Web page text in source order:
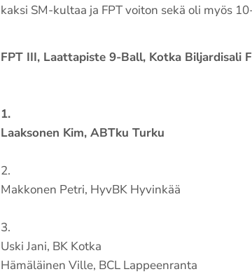
kaksi SM-kultaa ja FPT voiton sekä oli myös
FPT III, Laattapiste 9-Ball, Kotka Biljardisali
1.
Laaksonen Kim, ABTku Turku
2.
Makkonen Petri, HyvBK Hyvinkää
3.
Uski Jani, BK Kotka
Hämäläinen Ville, BCL Lappeenranta